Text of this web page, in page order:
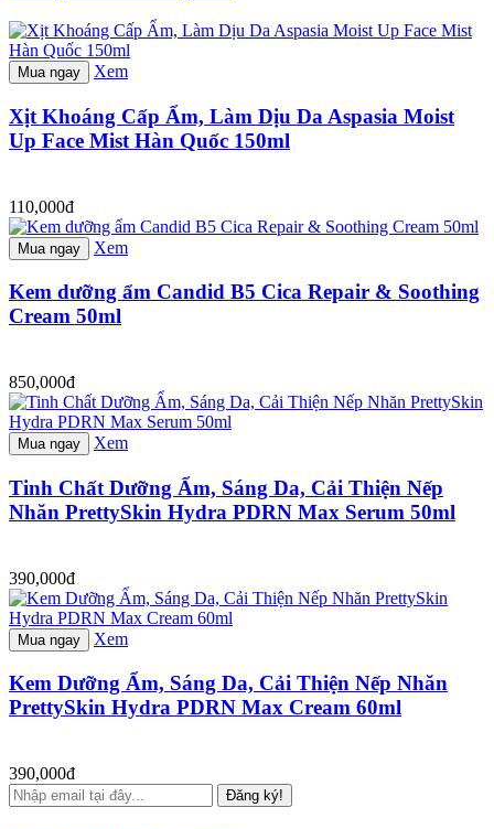
Mua ngay Xem
Xịt Khoáng Cấp Ẩm, Làm Dịu Da Aspasia Moist
Up Face Mist Hàn Quốc 150ml
110,000đ
Mua ngay Xem
Kem dưỡng ẩm Candid B5 Cica Repair & Soothing
Cream 50ml
850,000đ
Mua ngay Xem
Tinh Chất Dưỡng Ẩm, Sáng Da, Cải Thiện Nếp
Nhăn PrettySkin Hydra PDRN Max Serum 50ml
390,000đ
Mua ngay Xem
Kem Dưỡng Ẩm, Sáng Da, Cải Thiện Nếp Nhăn
PrettySkin Hydra PDRN Max Cream 60ml
390,000đ
Đăng ký!